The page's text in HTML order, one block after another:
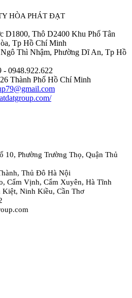
HÒA PHÁT ĐẠT
D1800, Thô D2400 Khu Phố Tân
Tp Hồ Chí Minh
Thì Nhậm, Phường Dĩ An, Tp Hồ
- 0948.922.622
Thành Phố Hồ Chí Minh
10, Phường Trường Thọ, Quận Thủ
Thủ Đô Hà Nội
Cẩm Vịnh, Cẩm Xuyên, Hà Tĩnh
Kiệt, Ninh Kiều, Cần Thơ